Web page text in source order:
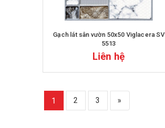
Gạch lát sân vườn 50x50 Viglacera SV
5513
Liên hệ
1 2 3 »